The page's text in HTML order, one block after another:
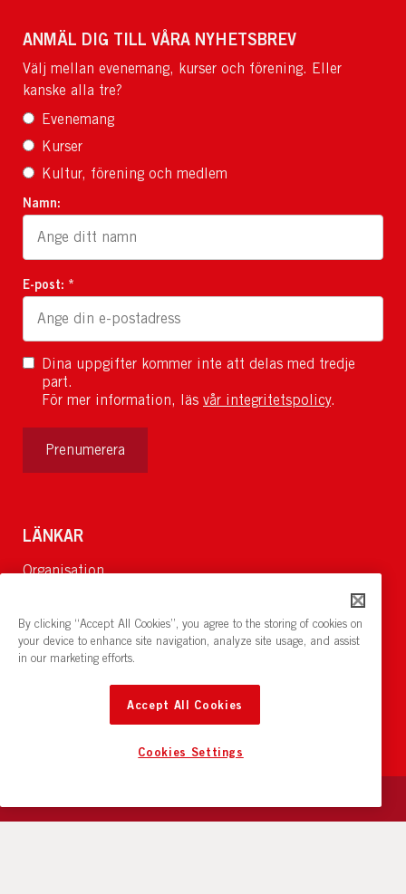
ANMÄL DIG TILL VÅRA NYHETSBREV
Välj mellan evenemang, kurser och förening. Eller
kanske alla tre?
Evenemang
Kurser
Kultur, förening och medlem
Namn:
E-post: *
Dina uppgifter kommer inte att delas med tredje
part.
För mer information, läs vår integritetspolicy.
Prenumerera
LÄNKAR
Organisation
Lediga jobb
Nyheter och pressrum
Restaurang och konferens: cirkelnstockholm.se
By clicking “Accept All Cookies”, you agree to the storing of cookies on
your device to enhance site navigation, analyze site usage, and assist
in our marketing efforts.
Accept All Cookies
Cookies Settings